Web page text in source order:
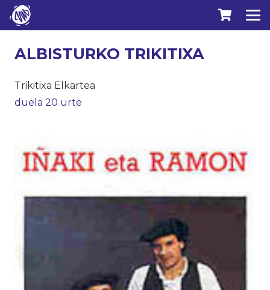
ALBISTURKO TRIKITIXA
Trikitixa Elkartea
duela 20 urte